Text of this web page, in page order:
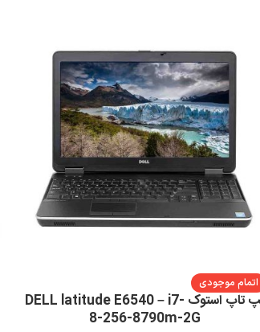
اتمام موجودی
لپ تاپ استوک DELL latitude E6540 – i7-
8-256-8790m-2G